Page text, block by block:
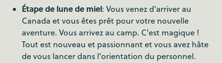
Étape de lune de miel: Vous venez d'arriver au
Canada et vous êtes prêt pour votre nouvelle
aventure. Vous arrivez au camp. C'est magique !
Tout est nouveau et passionnant et vous avez hâte
de vous lancer dans l'orientation du personnel.